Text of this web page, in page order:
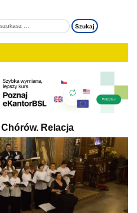
Relacja